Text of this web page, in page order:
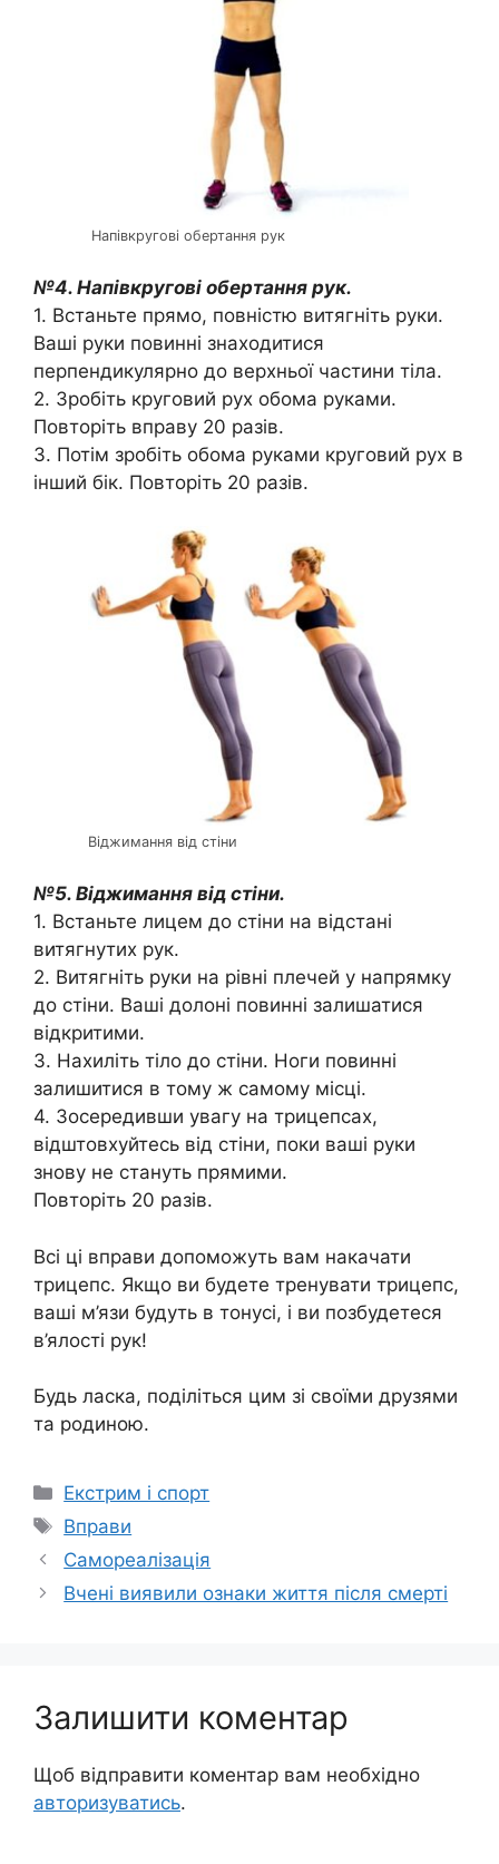
Напівкругові обертання рук
№4. Напівкругові обертання рук.
1. Встаньте прямо, повністю витягніть руки.
Ваші руки повинні знаходитися
перпендикулярно до верхньої частини тіла.
2. Зробіть круговий рух обома руками.
Повторіть вправу 20 разів.
3. Потім зробіть обома руками круговий рух в
інший бік. Повторіть 20 разів.
Віджимання від стіни
№5. Віджимання від стіни.
1. Встаньте лицем до стіни на відстані
витягнутих рук.
2. Витягніть руки на рівні плечей у напрямку
до стіни. Ваші долоні повинні залишатися
відкритими.
3. Нахиліть тіло до стіни. Ноги повинні
залишитися в тому ж самому місці.
4. Зосередивши увагу на трицепсах,
відштовхуйтесь від стіни, поки ваші руки
знову не стануть прямими.
Повторіть 20 разів.
Всі ці вправи допоможуть вам накачати
трицепс. Якщо ви будете тренувати трицепс,
ваші м’язи будуть в тонусі, і ви позбудетеся
в’ялості рук!
Будь ласка, поділіться цим зі своїми друзями
та родиною.
Категорії
Екстрим і спорт
Позначки
Вправи
Самореалізація
Вчені виявили ознаки життя після смерті
Залишити коментар
Щоб відправити коментар вам необхідно
авторизуватись.